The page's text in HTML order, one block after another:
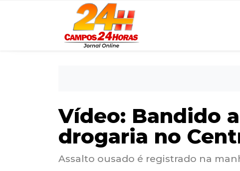
Vídeo: Bandido
drogaria no
Assalto ousado é registrado na